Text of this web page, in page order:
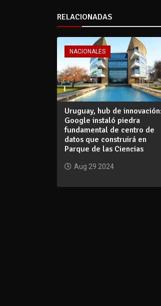
RELACIONADAS
NACIONALES
Uruguay, hub de
Google instaló piedra
fundamental de centro de
datos que construirá en
Parque de las Ciencias
Aug 29 2024